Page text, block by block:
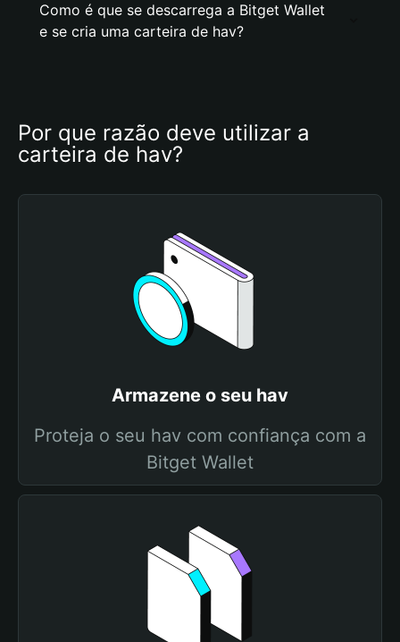
Como é que se descarrega a Bitget Wallet
e se cria uma carteira de hav?
Por que razão deve utilizar a
carteira de hav?
Armazene o seu hav
Proteja o seu hav com confiança com a
Bitget Wallet